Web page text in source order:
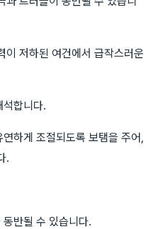
이 저하된 여건에서 급작스러운
합니다.
하게 조절되도록 보탬을 주어,
.
반될 수 있습니다.